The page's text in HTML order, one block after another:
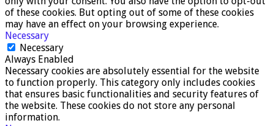
of these cookies. But opting out of some of these cookies
may have an effect on your browsing experience.
Necessary
Necessary
Always Enabled
Necessary cookies are absolutely essential for the website
to function properly. This category only includes cookies
that ensures basic functionalities and security features of
the website. These cookies do not store any personal
information.